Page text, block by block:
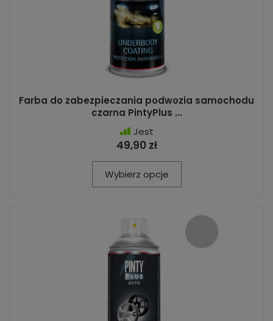
Farba do zabezpieczania podwozia samochodu
czarna PintyPlus ...
Jest
49,90 zł
Wybierz opcje